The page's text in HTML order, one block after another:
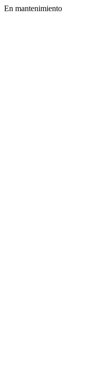
En mantenimiento